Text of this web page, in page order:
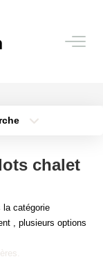
une alerte
chalet
la catégorie
, plusieurs options